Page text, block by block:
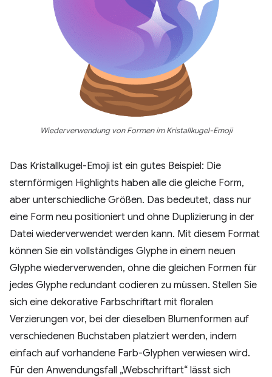
Wiederverwendung von Formen im Kristallkugel-Emoji
Das Kristallkugel-Emoji ist ein gutes Beispiel: Die
sternförmigen Highlights haben alle die gleiche Form,
aber unterschiedliche Größen. Das bedeutet, dass nur
eine Form neu positioniert und ohne Duplizierung in der
Datei wiederverwendet werden kann. Mit diesem Format
können Sie ein vollständiges Glyphe in einem neuen
Glyphe wiederverwenden, ohne die gleichen Formen für
jedes Glyphe redundant codieren zu müssen. Stellen Sie
sich eine dekorative Farbschriftart mit floralen
Verzierungen vor, bei der dieselben Blumenformen auf
verschiedenen Buchstaben platziert werden, indem
einfach auf vorhandene Farb-Glyphen verwiesen wird.
Für den Anwendungsfall „Webschriftart“ lässt sich